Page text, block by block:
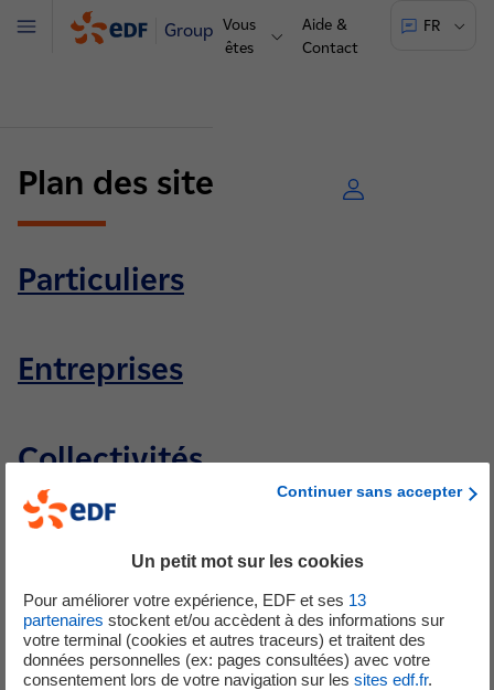
Groupe Vous
êtes
Aide &
Contact
FR
Menu
Plan des sites EDF
Particuliers
Entreprises
Collectivités
Groupe EDF
Continuer sans accepter
Un petit mot sur les cookies
Pour améliorer votre expérience, EDF et ses 13
partenaires stockent et/ou accèdent à des informations sur
votre terminal (cookies et autres traceurs) et traitent des
données personnelles (ex: pages consultées) avec votre
consentement lors de votre navigation sur les sites edf.fr.